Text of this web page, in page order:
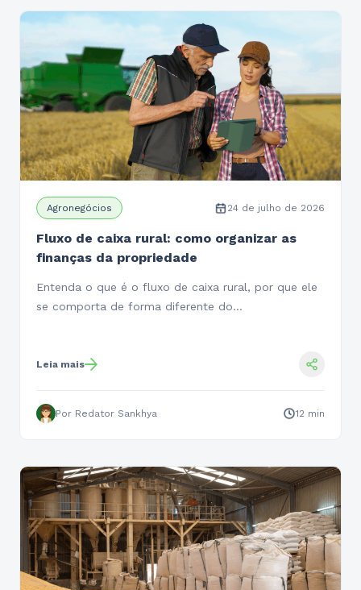
Agronegócios 24 de julho de 2026
Fluxo de caixa rural: como organizar as
finanças da propriedade
Entenda o que é o fluxo de caixa rural, por que ele
se comporta de forma diferente do…
Leia mais
Por Redator Sankhya 12 min